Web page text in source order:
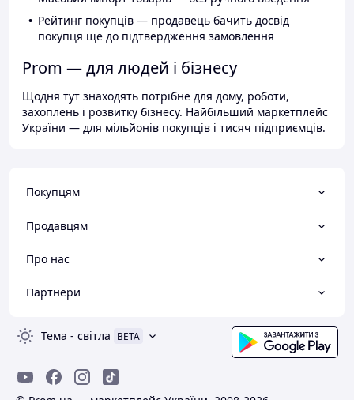
Рейтинг покупців — продавець бачить досвід
покупця ще до підтвердження замовлення
Prom — для людей і бізнесу
Щодня тут знаходять потрібне для дому, роботи,
захоплень і розвитку бізнесу. Найбільший маркетплейс
України — для мільйонів покупців і тисяч підприємців.
Покупцям
Продавцям
Про нас
Партнери
Тема - світла BETA